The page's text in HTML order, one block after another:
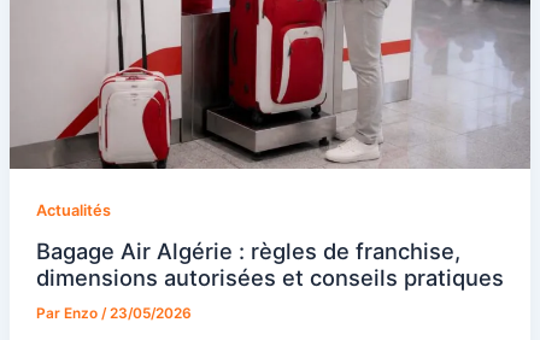
Actualités
Bagage Air Algérie : règles de franchise,
dimensions autorisées et conseils pratiques
Par Enzo /23/05/2026